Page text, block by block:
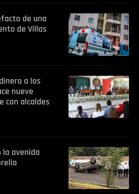
de una
de Villas
a los
nueve
con alcaldes
la avenida